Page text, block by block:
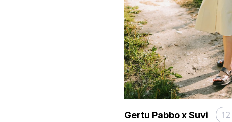
Gertu Pabbo x Suvi 12